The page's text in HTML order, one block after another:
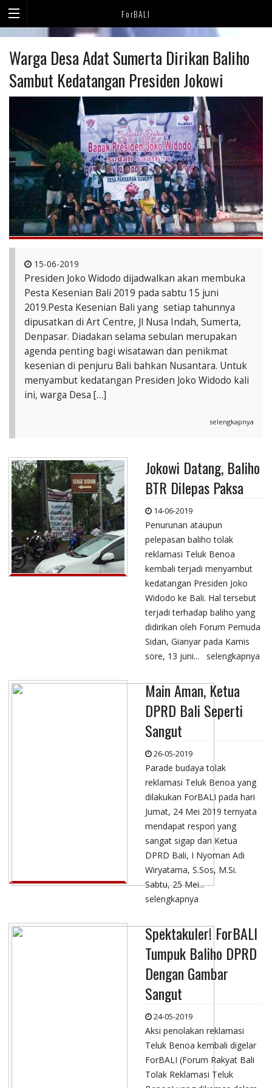
ForBALI
Warga Desa Adat Sumerta Dirikan Baliho
Sambut Kedatangan Presiden Jokowi
15-06-2019
Presiden Joko Widodo dijadwalkan akan membuka
Pesta Kesenian Bali 2019 pada sabtu 15 juni
2019.Pesta Kesenian Bali yang setiap tahunnya
dipusatkan di Art Centre, Jl Nusa Indah, Sumerta,
Denpasar. Diadakan selama sebulan merupakan
agenda penting bagi wisatawan dan penikmat
kesenian di penjuru Bali bahkan Nusantara. Untuk
menyambut kedatangan Presiden Joko Widodo kali
ini, warga Desa […]
selengkapnya
Jokowi Datang, Baliho
BTR Dilepas Paksa
14-06-2019
Penurunan ataupun
pelepasan baliho tolak
reklamasi Teluk Benoa
kembali terjadi menyambut
kedatangan Presiden Joko
Widodo ke Bali. Hal tersebut
terjadi terhadap baliho yang
didirikan oleh Forum Pemuda
Sidan, Gianyar pada Kamis
sore, 13 juni...
selengkapnya
Main Aman, Ketua
DPRD Bali Seperti
Sangut
26-05-2019
Parade budaya tolak
reklamasi Teluk Benoa yang
dilakukan ForBALI pada hari
Jumat, 24 Mei 2019 ternyata
mendapat respon yang
sangat sigap dari Ketua
DPRD Bali, I Nyoman Adi
Wiryatama, S.Sos, M.Si.
Sabtu, 25 Mei...
selengkapnya
Spektakuler! ForBALI
Tumpuk Baliho DPRD
Dengan Gambar
Sangut
24-05-2019
Aksi penolakan reklamasi
Teluk Benoa kembali digelar
ForBALI (Forum Rakyat Bali
Tolak Reklamasi Teluk